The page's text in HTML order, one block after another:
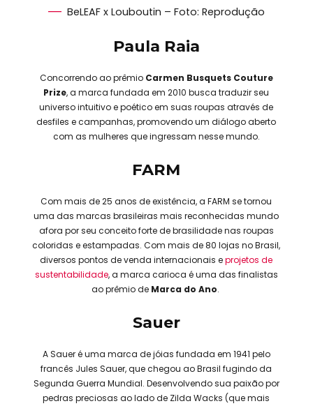
BeLEAF x Louboutin – Foto: Reprodução
Paula Raia
Concorrendo ao prêmio Carmen Busquets Couture
Prize, a marca fundada em 2010 busca traduzir seu
universo intuitivo e poético em suas roupas através de
desfiles e campanhas, promovendo um diálogo aberto
com as mulheres que ingressam nesse mundo.
FARM
Com mais de 25 anos de existência, a FARM se tornou
uma das marcas brasileiras mais reconhecidas mundo
afora por seu conceito forte de brasilidade nas roupas
coloridas e estampadas. Com mais de 80 lojas no Brasil,
diversos pontos de venda internacionais eprojetos de
sustentabilidade, a marca carioca é uma das finalistas
ao prêmio de Marca do Ano.
Sauer
A Sauer é uma marca de jóias fundada em 1941 pelo
francês Jules Sauer, que chegou ao Brasil fugindo da
Segunda Guerra Mundial. Desenvolvendo sua paixão por
pedras preciosas ao lado de Zilda Wacks (que mais